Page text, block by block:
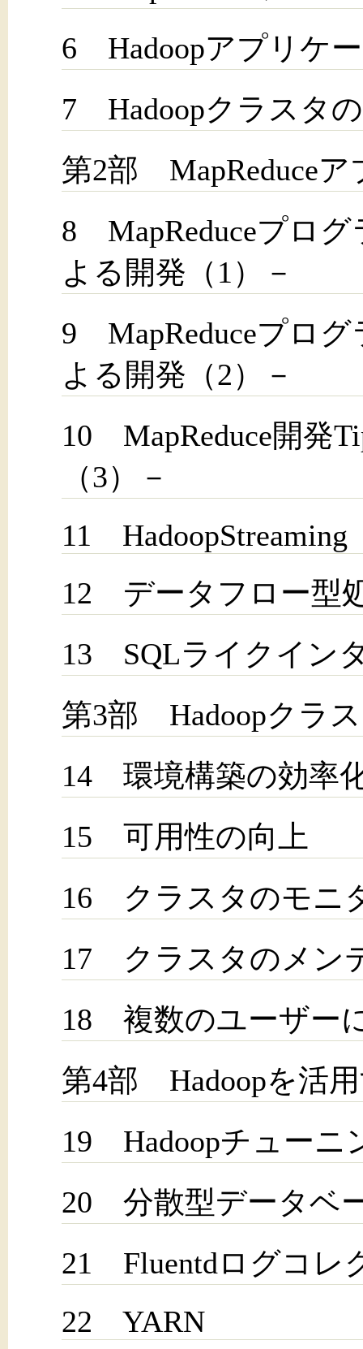
6 Hadoopアプリケ
7 Hadoopクラスタ
第2部 MapReduce
8 MapReduceプロ
よる開発（1）－
9 MapReduceプロ
よる開発（2）－
10 MapReduce開発
（3）－
11 HadoopStreaming
12 データフロー型
13 SQLライクイン
第3部 Hadoopクラ
14 環境構築の効率
15 可用性の向上
16 クラスタのモニ
17 クラスタのメン
18 複数のユーザー
第4部 Hadoopを活
19 Hadoopチューニ
20 分散型データベ
21 Fluentdログコレ
22 YARN